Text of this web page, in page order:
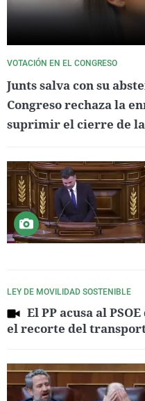
VOTACIÓN EN EL CONGRESO
Junts salva con su
Congreso rechaza la
suprimir el cierre de
LEY DE MOVILIDAD SOSTENIBLE
El PP acusa al
el recorte del